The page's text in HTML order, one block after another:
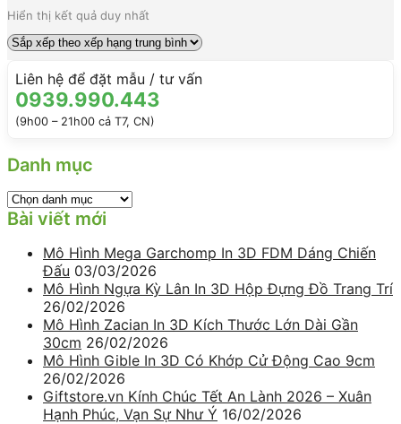
Hiển thị kết quả duy nhất
Liên hệ để đặt mẫu / tư vấn
0939.990.443
(9h00 – 21h00 cả T7, CN)
Danh mục
Bài viết mới
Mô Hình Mega Garchomp In 3D FDM Dáng Chiến
Đấu 03/03/2026
Mô Hình Ngựa Kỳ Lân In 3D Hộp Đựng Đồ Trang Trí
26/02/2026
Mô Hình Zacian In 3D Kích Thước Lớn Dài Gần
30cm 26/02/2026
Mô Hình Gible In 3D Có Khớp Cử Động Cao 9cm
26/02/2026
Giftstore.vn Kính Chúc Tết An Lành 2026 – Xuân
Hạnh Phúc, Vạn Sự Như Ý 16/02/2026